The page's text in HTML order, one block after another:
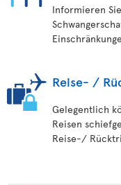
Informieren
Reise- /
Gelegentlich
Reisen
Reise-/